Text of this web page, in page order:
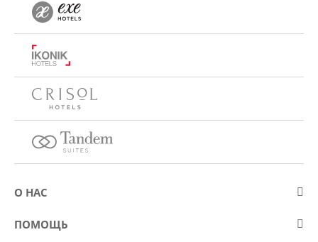
О НАС
О компании Eurostars Hotel Company
ПОМОЩЬ